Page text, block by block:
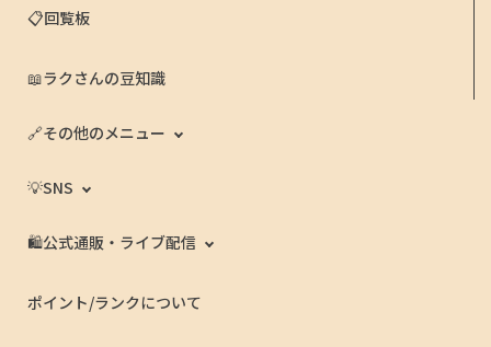
📋回覧板
📖ラクさんの豆知識
🔗その他のメニュー
💡SNS
🛍️公式通販・ライブ配信
ポイント/ランクについて